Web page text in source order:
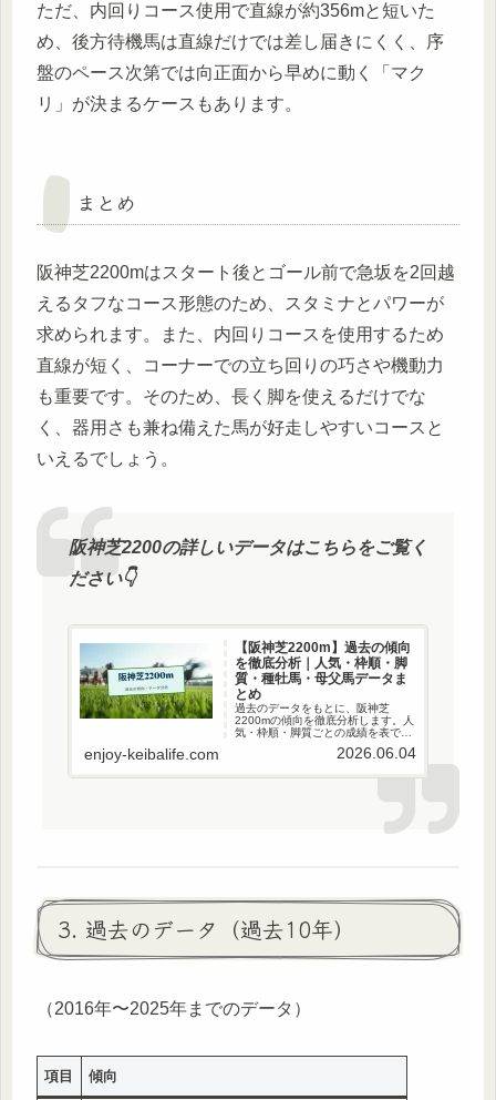
ただ、内回りコース使用で直線が約356mと短いた
め、後方待機馬は直線だけでは差し届きにくく、序
盤のペース次第では向正面から早めに動く「マク
リ」が決まるケースもあります。
まとめ
阪神芝2200mはスタート後とゴール前で急坂を2回越
えるタフなコース形態のため、スタミナとパワーが
求められます。また、内回りコースを使用するため
直線が短く、コーナーでの立ち回りの巧さや機動力
も重要です。そのため、長く脚を使えるだけでな
く、器用さも兼ね備えた馬が好走しやすいコースと
いえるでしょう。
阪神芝2200の詳しいデータはこちらをご覧く
ださい👇
【阪神芝2200m】過去の傾向
を徹底分析｜人気・枠順・脚
質・種牡馬・母父馬データま
とめ
過去のデータをもとに、阪神芝
2200mの傾向を徹底分析します。人
気・枠順・脚質ごとの成績を表で整
ントをわかりやすく解説します。1.
芝2200m回り内回り・右回りスター
enjoy-keibalife.com 2026.06.04
3. 過去のデータ（過去10年）
（2016年〜2025年までのデータ）
項目 傾向